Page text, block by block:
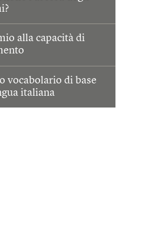
alla capacità di
vocabolario di base
italiana